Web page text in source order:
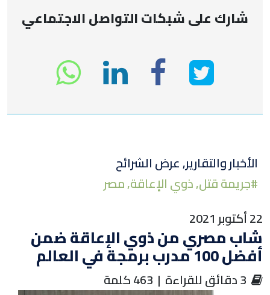
شارك على شبكات التواصل الاجتماعي
انشر
على
تويتر
انشر
في
الفيسبوك
انشر
على
إن
الأخبار والتقارير,عرض الشرائح
جريمة قتل,ذوي الإعاقة,مصر
22 أكتوبر 2021
شاب مصري من ذوي الإعاقة ضمن
أفضل 100 مدرب برمجة في العالم
‏ 3 دقائق للقراءة | 463 كلمة